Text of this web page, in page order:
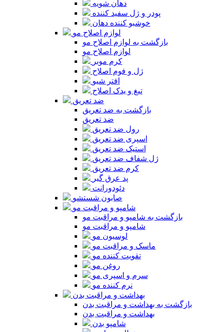
دهان شویه
پودر و ژل سفید کننده
خوشبو کننده دهان
لوازم اصلاح مو
بازگشت به لوازم اصلاح مو
لوازم اصلاح مو
کرم موبر
ژل و فوم اصلاح
افتر شیو
تیغ و یدک اصلاح
ضد تعریق
بازگشت به ضد تعریق
ضد تعریق
رول ضد تعریق
اسپری ضد تعریق
استیک ضد تعریق
ژل شفاف ضد تعریق
کرم ضد تعریق
پد عرق گیر
دئودورانت
صابون شستشو
شامپو و مراقبت مو
بازگشت به شامپو و مراقبت مو
شامپو و مراقبت مو
لوسیون مو
ماسک و مراقبت مو
تقویت کننده مو
روغن مو
سرم و اسپری مو
نرم کننده مو
بهداشت و مراقبت بدن
بازگشت به بهداشت و مراقبت بدن
بهداشت و مراقبت بدن
شامپو بدن